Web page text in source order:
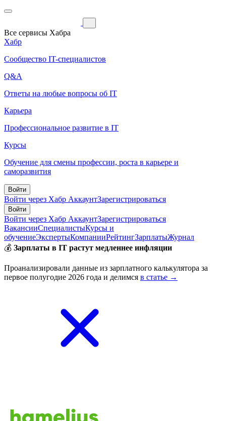
Все сервисы Хабра
Хабр
Сообщество IT-специалистов
Q&A
Ответы на любые вопросы об IT
Карьера
Профессиональное развитие в IT
Курсы
Обучение для смены профессии, роста в карьере и
саморазвития
Войти
Войти через Хабр АккаунтЗарегистрироваться
Войти
Войти через Хабр АккаунтЗарегистрироваться
ВакансииСпециалистыКурсы и
обучениеЭкспертыКомпанииРейтингЗарплатыЖурнал
💰 Зарплаты в IT растут медленнее инфляции
Проанализировали данные из зарплатного калькулятора за
первое полугодие 2026 года и делимся в статье →